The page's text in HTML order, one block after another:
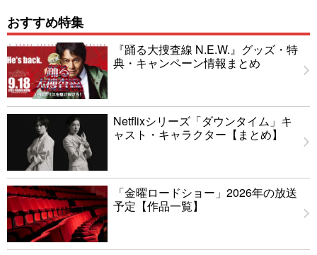
おすすめ特集
『踊る大捜査線 N.E.W.』グッズ・特
典・キャンペーン情報まとめ
Netflixシリーズ「ダウンタイム」キ
ャスト・キャラクター【まとめ】
「金曜ロードショー」2026年の放送
予定【作品一覧】